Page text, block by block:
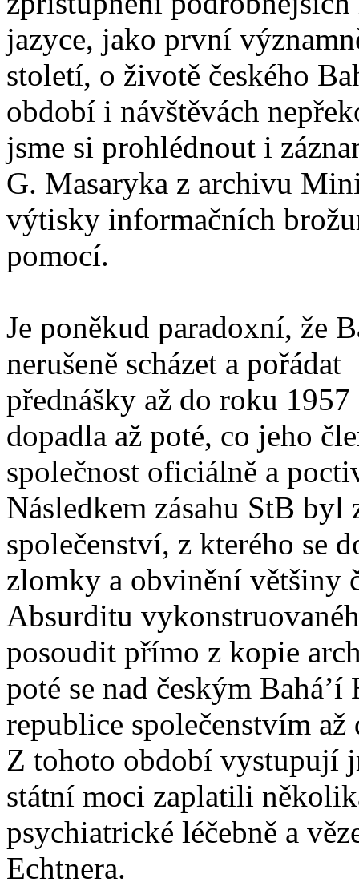
jazyce, jako první
století, o životě českého
období i návštěvách
jsme si prohlédnout i
G. Masaryka z archivu
výtisky informačních
pomocí.
Je poněkud paradoxní, že
nerušeně scházet a pořádat
přednášky až do roku
dopadla až poté, co jeho
společnost oficiálně a
Následkem zásahu StB
společenství, z kterého se
zlomky a obvinění většiny
Absurditu
posoudit přímo z kopie
poté se nad českým
republice společenstvím
Z tohoto období vystupují
státní moci zaplatili
psychiatrické léčebně a
Echtnera.